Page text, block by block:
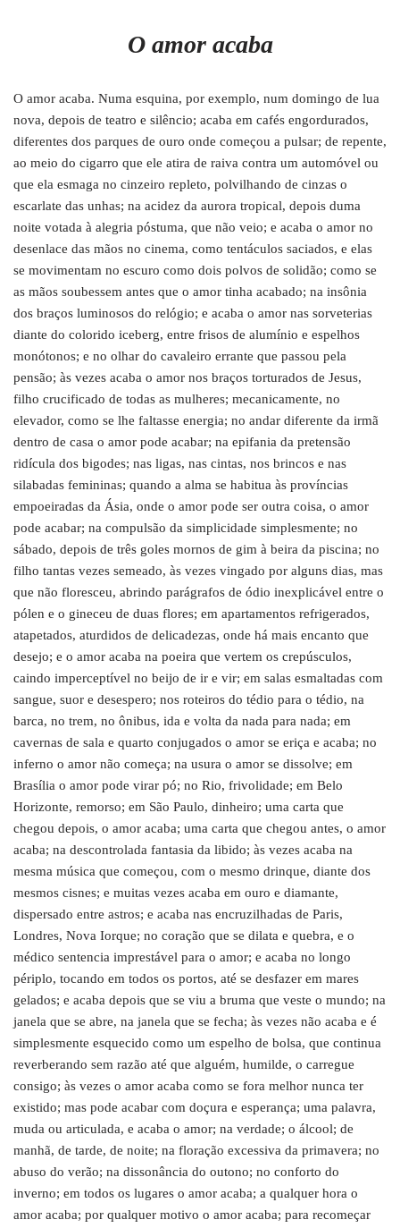
O amor acaba
O amor acaba. Numa esquina, por exemplo, num domingo de lua
nova, depois de teatro e silêncio; acaba em cafés engordurados,
diferentes dos parques de ouro onde começou a pulsar; de repente,
ao meio do cigarro que ele atira de raiva contra um automóvel ou
que ela esmaga no cinzeiro repleto, polvilhando de cinzas o
escarlate das unhas; na acidez da aurora tropical, depois duma
noite votada à alegria póstuma, que não veio; e acaba o amor no
desenlace das mãos no cinema, como tentáculos saciados, e elas
se movimentam no escuro como dois polvos de solidão; como se
as mãos soubessem antes que o amor tinha acabado; na insônia
dos braços luminosos do relógio; e acaba o amor nas sorveterias
diante do colorido iceberg, entre frisos de alumínio e espelhos
monótonos; e no olhar do cavaleiro errante que passou pela
pensão; às vezes acaba o amor nos braços torturados de Jesus,
filho crucificado de todas as mulheres; mecanicamente, no
elevador, como se lhe faltasse energia; no andar diferente da irmã
dentro de casa o amor pode acabar; na epifania da pretensão
ridícula dos bigodes; nas ligas, nas cintas, nos brincos e nas
silabadas femininas; quando a alma se habitua às províncias
empoeiradas da Ásia, onde o amor pode ser outra coisa, o amor
pode acabar; na compulsão da simplicidade simplesmente; no
sábado, depois de três goles mornos de gim à beira da piscina; no
filho tantas vezes semeado, às vezes vingado por alguns dias, mas
que não floresceu, abrindo parágrafos de ódio inexplicável entre o
pólen e o gineceu de duas flores; em apartamentos refrigerados,
atapetados, aturdidos de delicadezas, onde há mais encanto que
desejo; e o amor acaba na poeira que vertem os crepúsculos,
caindo imperceptível no beijo de ir e vir; em salas esmaltadas com
sangue, suor e desespero; nos roteiros do tédio para o tédio, na
barca, no trem, no ônibus, ida e volta da nada para nada; em
cavernas de sala e quarto conjugados o amor se eriça e acaba; no
inferno o amor não começa; na usura o amor se dissolve; em
Brasília o amor pode virar pó; no Rio, frivolidade; em Belo
Horizonte, remorso; em São Paulo, dinheiro; uma carta que
chegou depois, o amor acaba; uma carta que chegou antes, o amor
acaba; na descontrolada fantasia da libido; às vezes acaba na
mesma música que começou, com o mesmo drinque, diante dos
mesmos cisnes; e muitas vezes acaba em ouro e diamante,
dispersado entre astros; e acaba nas encruzilhadas de Paris,
Londres, Nova Iorque; no coração que se dilata e quebra, e o
médico sentencia imprestável para o amor; e acaba no longo
périplo, tocando em todos os portos, até se desfazer em mares
gelados; e acaba depois que se viu a bruma que veste o mundo; na
janela que se abre, na janela que se fecha; às vezes não acaba e é
simplesmente esquecido como um espelho de bolsa, que continua
reverberando sem razão até que alguém, humilde, o carregue
consigo; às vezes o amor acaba como se fora melhor nunca ter
existido; mas pode acabar com doçura e esperança; uma palavra,
muda ou articulada, e acaba o amor; na verdade; o álcool; de
manhã, de tarde, de noite; na floração excessiva da primavera; no
abuso do verão; na dissonância do outono; no conforto do
inverno; em todos os lugares o amor acaba; a qualquer hora o
amor acaba; por qualquer motivo o amor acaba; para recomeçar